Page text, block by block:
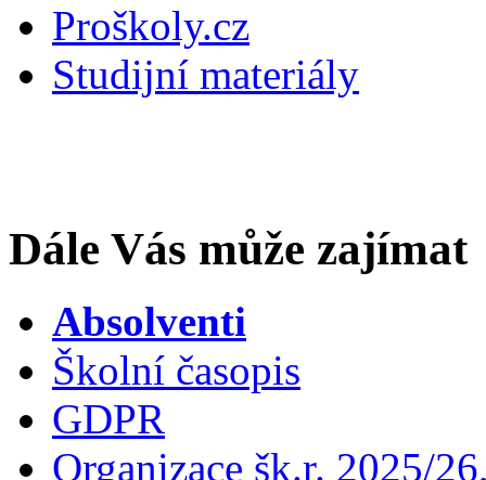
Proškoly.cz
Studijní materiály
Dále Vás může zajímat
Absolventi
Školní časopis
GDPR
Organizace šk.r. 2025/